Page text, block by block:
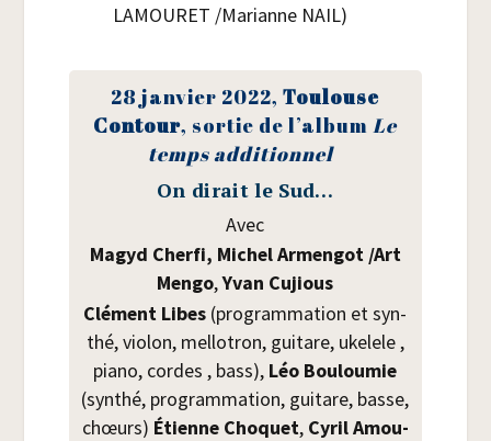
LAMOURET /​Marianne NAIL)
28 jan­vier 2022,Tou­louse
Contour, sor­tie de l’album Le
temps addi­tion­nel
On dirait le Sud…
Avec
Magyd Cher­fi, Michel Armen­got /​Art
Men­go,Yvan Cujious
Clé­ment Libes (pro­gram­ma­tion et syn­
thé, vio­lon, mel­lo­tron, gui­tare, uke­lele ,
pia­no, cordes , bass), Léo Bou­lou­mie
(syn­thé, pro­gram­ma­tion, gui­tare, basse,
chœurs) Étienne Cho­quet, Cyril Amou­